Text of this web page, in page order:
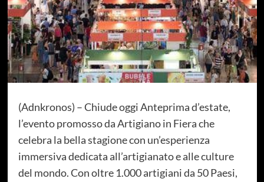
(Adnkronos) – Chiude oggi Anteprima d’estate,
l’evento promosso da Artigiano in Fiera che
celebra la bella stagione con un’esperienza
immersiva dedicata all’artigianato e alle culture
del mondo. Con oltre 1.000 artigiani da 50 Paesi,